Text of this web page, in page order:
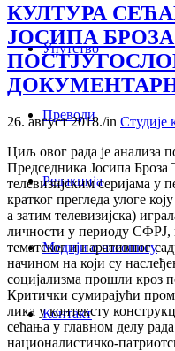
Упутство
Преводи
Редакција
Медији о часопису
Контакт
КУЛТУРА
ЈОСИПА
26. август 2018./in Студије
Циљ овог рада је анализа
Председника Јосипа Броза
телевизијским серијама у
кратког прегледа улоге
а затим телевизијска)
личности у периоду СФРЈ,
тематског и наративног
начином на који су
социјализма прошли кроз
Критички сумирајући
лика у контексту
сећања у главном делу
националистичко-